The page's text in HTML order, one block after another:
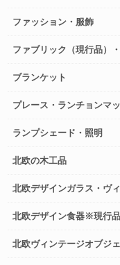
ファッション・服飾
ファブリック（現行品）
ブランケット
プレース・ランチョンマ
ランプシェード・照明
北欧の木工品
北欧デザインガラス・ヴ
北欧デザイン食器※現行品
北欧ヴィンテージオブジ